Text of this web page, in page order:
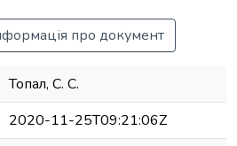
про документ
Топал, С. С.
2020-11-25T09:21:06Z